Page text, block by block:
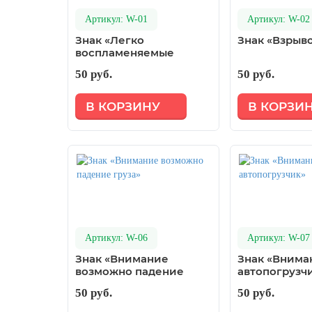
1 апреля, День смеха
Апрель, Месячник по благоустройству
День геолога (первое воскресенье
апреля)
12 апреля, День космонавтики
18 апреля, Дни исторического и
6 мая, День герба и флага города
9 мая, День Победы
24 мая, День славянской
Артикул: W-01
Знак «Легко
воспламеняемые
50 руб.
В КОРЗИНУ
Артикул: W-02
Знак
50 руб.
В
Артикул: W-06
Знак «Внимание
возможно падение
50 руб.
Артикул: W-07
Знак
50 руб.